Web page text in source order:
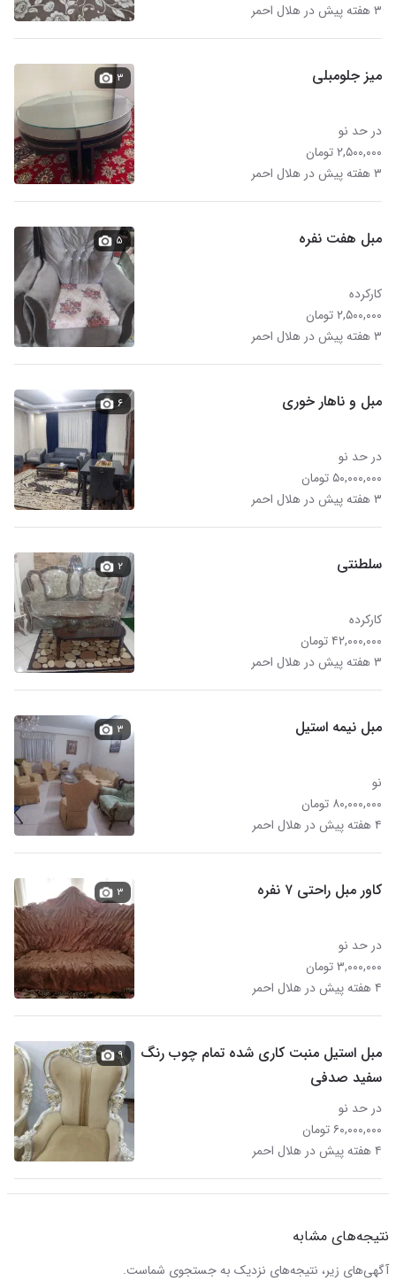
۳ هفته پیش در هلال احمر
میز جلومبلی
در حد نو
۲,۵۰۰,۰۰۰ تومان
۳ هفته پیش در هلال احمر
۳
مبل هفت نفره
کارکرده
۲,۵۰۰,۰۰۰ تومان
۳ هفته پیش در هلال احمر
۵
مبل و ناهار خوری
در حد نو
۵۰,۰۰۰,۰۰۰ تومان
۳ هفته پیش در هلال احمر
۶
سلطنتی
کارکرده
۴۲,۰۰۰,۰۰۰ تومان
۳ هفته پیش در هلال احمر
۲
مبل نیمه استیل
نو
۸۰,۰۰۰,۰۰۰ تومان
۴ هفته پیش در هلال احمر
۳
کاور مبل راحتی ۷ نفره
در حد نو
۳,۰۰۰,۰۰۰ تومان
۴ هفته پیش در هلال احمر
۳
مبل استیل منبت کاری شده تمام چوب رنگ
سفید صدفی
در حد نو
۶۰,۰۰۰,۰۰۰ تومان
۴ هفته پیش در هلال احمر
۹
نتیجه‌های مشابه
آگهی‌های زیر، نتیجه‌های نزدیک به جستجوی شماست.